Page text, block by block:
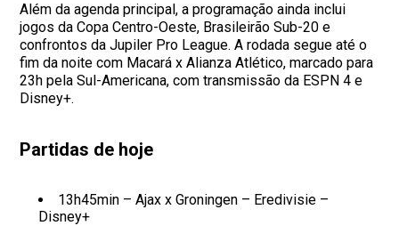
Além da agenda principal, a programação ainda inclui
jogos da Copa Centro-Oeste, Brasileirão Sub-20 e
confrontos da Jupiler Pro League. A rodada segue até o
fim da noite com Macará x Alianza Atlético, marcado para
23h pela Sul-Americana, com transmissão da ESPN 4 e
Disney+.
Partidas de hoje
13h45min – Ajax x Groningen – Eredivisie –
Disney+